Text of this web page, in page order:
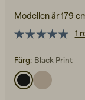
Modellen är 179
1
Färg: Black Print